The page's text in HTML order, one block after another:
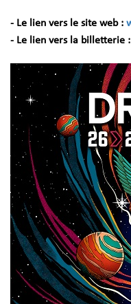
- Le lien vers le site web :
- Le lien vers la billetterie :